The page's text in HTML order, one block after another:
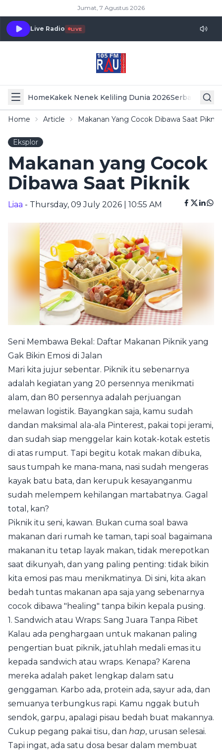
Jumat, 7 Agustus 2026
Live Radio LIVE
HomeKakek Nenek Keliling Dunia 2026Serba Serbi
Home Article Makanan Yang Cocok Dibawa Saat Piknik
Eksplor
Makanan yang Cocok
Dibawa Saat Piknik
Liaa - Thursday, 09 July 2026 | 10:55 AM
Seni Membawa Bekal: Daftar Makanan Piknik yang
Gak Bikin Emosi di Jalan
Mari kita jujur sebentar. Piknik itu sebenarnya
adalah kegiatan yang 20 persennya menikmati
alam, dan 80 persennya adalah perjuangan
melawan logistik. Bayangkan saja, kamu sudah
dandan maksimal ala-ala Pinterest, pakai topi jerami,
dan sudah siap menggelar kain kotak-kotak estetis
di atas rumput. Tapi begitu kotak makan dibuka,
saus tumpah ke mana-mana, nasi sudah mengeras
kayak batu bata, dan kerupuk kesayanganmu
sudah melempem kehilangan martabatnya. Gagal
total, kan?
Piknik itu seni, kawan. Bukan cuma soal bawa
makanan dari rumah ke taman, tapi soal bagaimana
makanan itu tetap layak makan, tidak merepotkan
saat dikunyah, dan yang paling penting: tidak bikin
kita emosi pas mau menikmatinya. Di sini, kita akan
bedah tuntas makanan apa saja yang sebenarnya
cocok dibawa "healing" tanpa bikin kepala pusing.
1. Sandwich atau Wraps: Sang Juara Tanpa Ribet
Kalau ada penghargaan untuk makanan paling
pengertian buat piknik, jatuhlah medali emas itu
kepada sandwich atau wraps. Kenapa? Karena
mereka adalah paket lengkap dalam satu
genggaman. Karbo ada, protein ada, sayur ada, dan
semuanya terbungkus rapi. Kamu nggak butuh
sendok, garpu, apalagi pisau bedah buat makannya.
Cukup pegang pakai tisu, dan hap, urusan selesai.
Tapi ingat, ada satu dosa besar dalam membuat